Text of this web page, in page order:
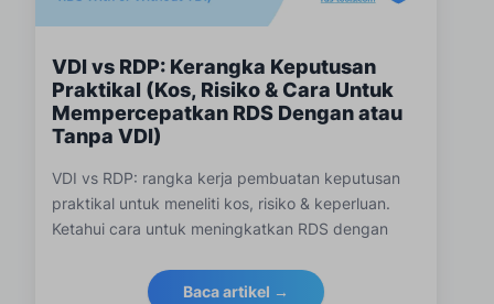
VDI vs RDP: Kerangka Keputusan
Praktikal (Kos, Risiko & Cara Untuk
Mempercepatkan RDS Dengan atau
Tanpa VDI)
VDI vs RDP: rangka kerja pembuatan keputusan
praktikal untuk meneliti kos, risiko & keperluan.
Ketahui cara untuk meningkatkan RDS dengan
Baca artikel →